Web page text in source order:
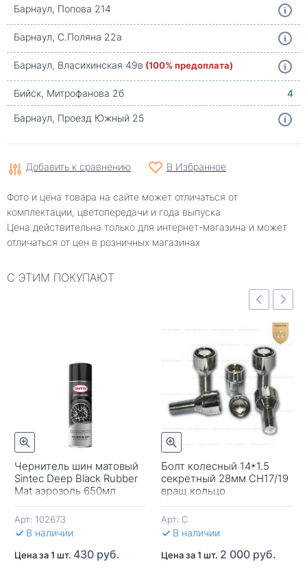
Барнаул, Попова 214
Барнаул, С.Поляна 22а
Барнаул, Власихинская 49в (100% предоплата)
Бийск, Митрофанова 2б
4
Барнаул, Проезд Южный 25
Добавить к сравнению В Избранное
Фото и цена товара на сайте может отличаться от
комплектации, цветопередачи и года выпуска
Цена действительна только для интернет-магазина и может
отличаться от цен в розничных магазинах
С ЭТИМ ПОКУПАЮТ
Чернитель шин матовый
Sintec Deep Black Rubber
Mat аэрозоль 650мл
Арт: 102673
В наличии
Цена за 1 шт. 430 руб.
Болт колесный 14*1.5
секретный 28мм CH17/19
вращ.кольцо
Арт: С
В наличии
Цена за 1 шт. 2 000 руб.
Быстрый просмотр
Быстрый просмотр